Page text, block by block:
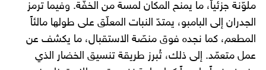
ملوّنة جزئياً، ما يمنح المكان لمسة من الخفّة. وفيما ترمز
الجدران إلى البامبو، يمتدّ النبات المعلّق على طولها مالئاً
المطعم، كما نجده فوق منصّة الاستقبال، ما يكشف عن
عمل متعمّد. إلى ذلك، تُبرز طريقة تنسيق الخضار الذي